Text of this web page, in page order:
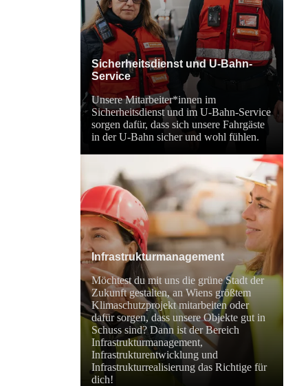
Sicherheitsdienst und U-Bahn-
Service
Unsere Mitarbeiter*innen im
Sicherheitsdienst und im U-Bahn-Service
sorgen dafür, dass sich unsere Fahrgäste
in der U-Bahn sicher und wohl fühlen.
Infrastrukturmanagement
Möchtest du mit uns die grüne Stadt der
Zukunft gestalten, an Wiens größtem
Klimaschutzprojekt mitarbeiten oder
dafür sorgen, dass unsere Objekte gut in
Schuss sind? Dann ist der Bereich
Infrastrukturmanagement,
Infrastrukturentwicklung und
Infrastrukturrealisierung das Richtige für
dich!